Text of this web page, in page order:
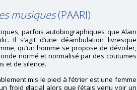
musiques(PAARI)
parfois autobiographiques que Alain
Il s’agit d’une déambulation livresque
qu’un homme se propose de dévoiler,
normé et normalisé par des coutumes
et de silence.
mis le pied à l’étrier est une femme
froid glacial alors que j’étais venu voir un